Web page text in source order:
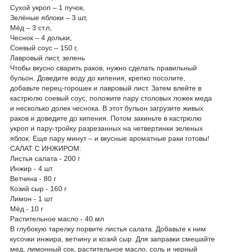
Сухой укроп – 1 пучок,
Зелёные яблоки – 3 шт,
Мёд – 3 ст.л,
Чеснок – 4 дольки,
Соевый соус – 150 г,
Лавровый лист, зелень
Чтобы вкусно сварить раков, нужно сделать правильный
бульон. Доведите воду до кипения, крепко посолите,
добавьте перец-горошек и лавровый лист. Затем влейте в
кастрюлю соевый соус, положите пару столовых ложек меда
и несколько долек чеснока. В этот бульон загрузите живых
раков и доведите до кипения. Потом закиньте в кастрюлю
укроп и пару-тройку разрезанных на четвертинки зеленых
яблок. Еще пару минут – и вкусные ароматные раки готовы!
САЛАТ С ИНЖИРОМ:
Листья салата - 200 г
Инжир - 4 шт
Ветчина - 80 г
Козий сыр - 160 г
Лимон - 1 шт
Мёд - 10 г
Растительное масло - 40 мл
В глубокую тарелку порвите листья салата. Добавьте к ним
кусочки инжира, ветчину и козий сыр. Для заправки смешайте
мед, лимонный сок, растительное масло, соль и черный